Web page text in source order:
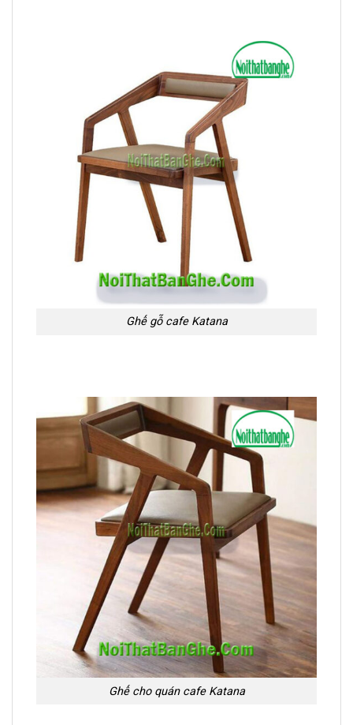
Ghế gỗ cafe Katana
Ghế cho quán cafe Katana